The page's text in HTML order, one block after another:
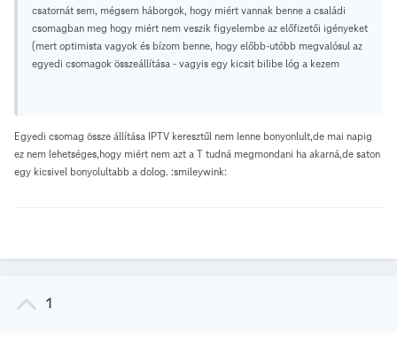
csatornát sem, mégsem háborgok, hogy miért vannak benne a családi
csomagban meg hogy miért nem veszik figyelembe az előfizetői igényeket
(mert optimista vagyok és bízom benne, hogy előbb-utóbb megvalósul az
egyedi csomagok összeállítása - vagyis egy kicsit bilibe lóg a kezem
Egyedi csomag össze állítása IPTV keresztűl nem lenne bonyonlult,de mai napig
ez nem lehetséges,hogy miért nem azt a T tudná megmondani ha akarná,de saton
egy kicsivel bonyolultabb a dolog. :smileywink:
1